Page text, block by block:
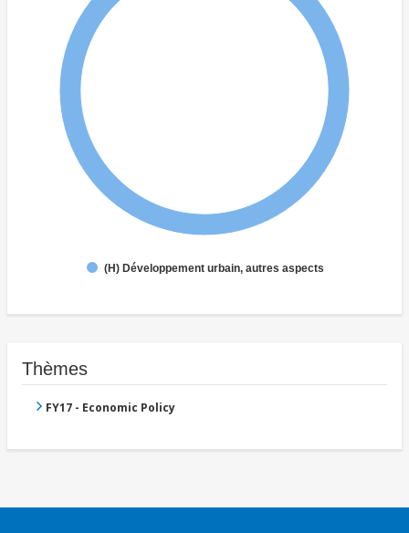
(H) Développement urbain, autres aspects
Thèmes
FY17 - Economic Policy